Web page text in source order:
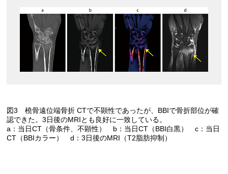
図3 橈骨遠位端骨折 CTで不顕性であったが、BBIで骨折部位が確
認できた。3日後のMRIとも良好に一致している。
a：当日CT（骨条件、不顕性） b：当日CT（BBI白黒） c：当日
CT（BBIカラー） d：3日後のMRI（T2脂肪抑制）